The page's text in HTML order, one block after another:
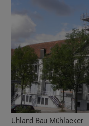
Uhland Bau Mühlacker